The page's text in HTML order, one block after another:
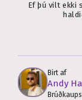
Ef þú vilt ekki
Birt af
Andy